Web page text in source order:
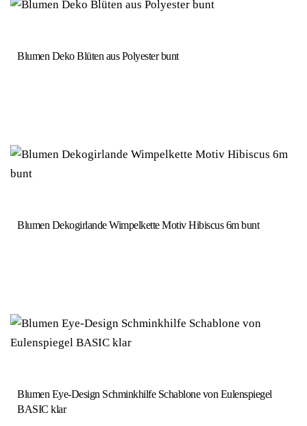
Blumen Deko Blüten aus Polyester bunt
Blumen Dekogirlande Wimpelkette Motiv Hibiscus 6m bunt
Blumen Eye-Design Schminkhilfe Schablone von Eulenspiegel
BASIC klar